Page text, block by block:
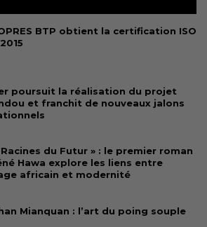
BTP obtient la certification ISO
poursuit la réalisation du projet
et franchit de nouveaux jalons
Racines du Futur » : le premier roman
Hawa explore les liens entre
africain et modernité
Mianquan : l’art du poing souple